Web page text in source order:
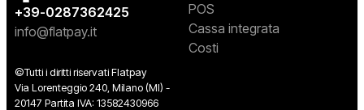
+39-0287362425
info@flatpay.it
©Tutti i diritti riservati Flatpay
Via Lorenteggio 240, Milano (MI) -
20147 Partita IVA: 13582430966
POS
Cassa integrata
Costi